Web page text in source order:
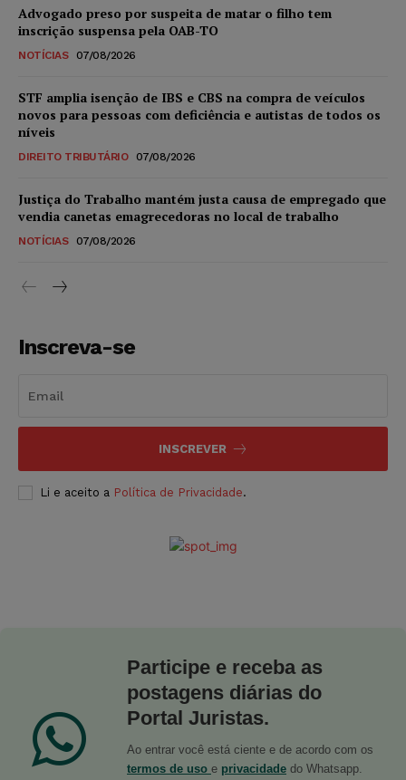
Advogado preso por suspeita de matar o filho tem
inscrição suspensa pela OAB-TO
NOTÍCIAS 07/08/2026
STF amplia isenção de IBS e CBS na compra de veículos
novos para pessoas com deficiência e autistas de todos os
níveis
DIREITO TRIBUTÁRIO 07/08/2026
Justiça do Trabalho mantém justa causa de empregado que
vendia canetas emagrecedoras no local de trabalho
NOTÍCIAS 07/08/2026
Inscreva-se
INSCREVER
Li e aceito a Política de Privacidade.
Participe e receba as
postagens diárias do
Portal Juristas.
Ao entrar você está ciente e de acordo com os
termos de uso e privacidade do Whatsapp.